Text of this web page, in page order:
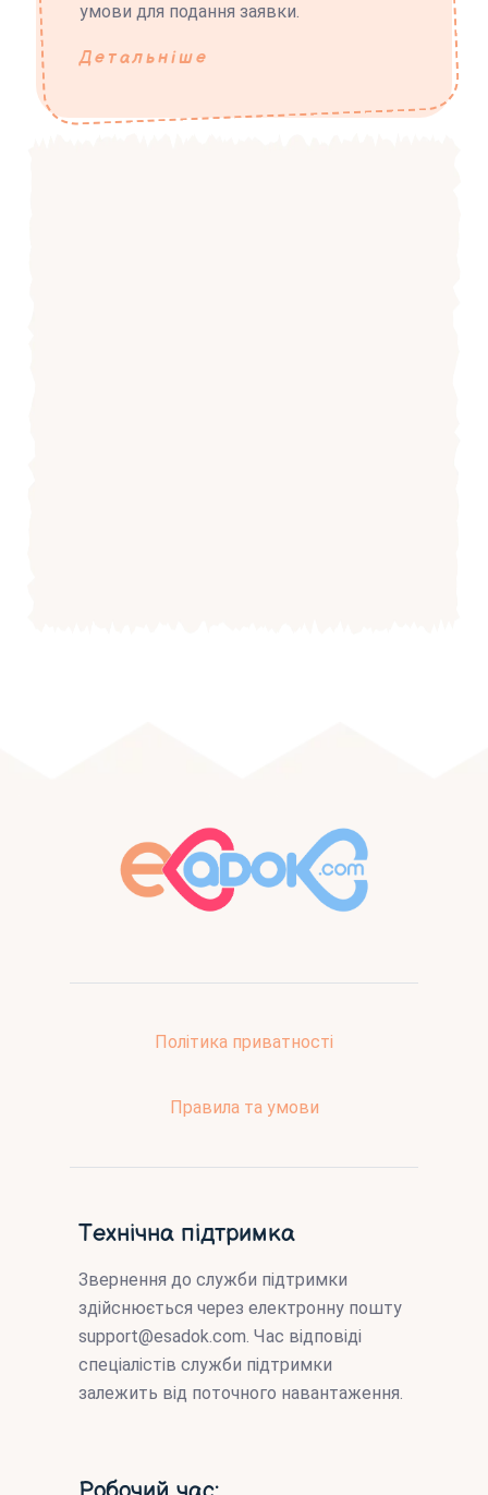
умови для подання заявки.
Детальніше
Політика приватності
Правила та умови
Технічна підтримка
Звернення до служби підтримки
здійснюється через електронну пошту
support@esadok.com. Час відповіді
спеціалістів служби підтримки
залежить від поточного навантаження.